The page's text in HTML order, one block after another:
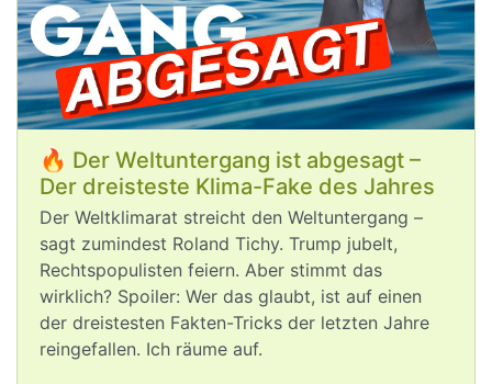
für unsere Wirtschaft und unser Land
bietet?
Aug 5, 2026
VQuaschning avatar
VQuaschning post
#
Hitze #Niedrigwasser
, Waldbrände:
Klimakrise
🔥 Der Weltuntergang ist abgesagt –
Der dreisteste Klima-Fake des Jahres
Der Weltklimarat streicht den Weltuntergang –
sagt zumindest Roland Tichy. Trump jubelt,
Rechtspopulisten feiern. Aber stimmt das
wirklich? Spoiler: Wer das glaubt, ist auf einen
der dreistesten Fakten-Tricks der letzten Jahre
reingefallen. Ich räume auf.